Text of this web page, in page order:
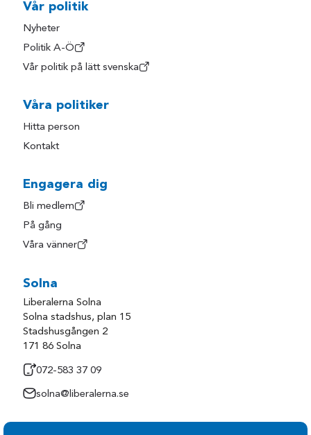
Vår politik
Nyheter
Politik A-Ö
Vår politik på lätt svenska
Våra politiker
Hitta person
Kontakt
Engagera dig
Bli medlem
På gång
Våra vänner
Solna
Liberalerna Solna
Solna stadshus, plan 15
Stadshusgången 2
171 86 Solna
072-583 37 09
solna@liberalerna.se